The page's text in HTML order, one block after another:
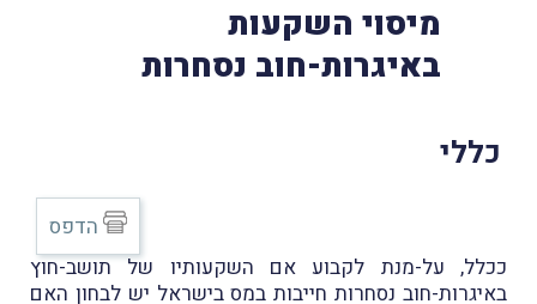
מיסוי השקעות
באיגרות-חוב נסחרות
כללי
ככלל, על-מנת לקבוע אם השקעותיו של תושב-חוץ
באיגרות-חוב נסחרות חייבות במס בישראל יש לבחון האם